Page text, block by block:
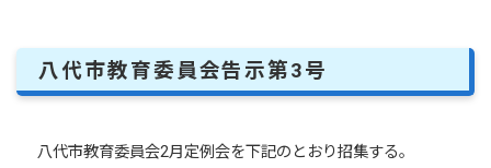
八代市教育委員会告示第3号
八代市教育委員会2月定例会を下記のとおり招集する。